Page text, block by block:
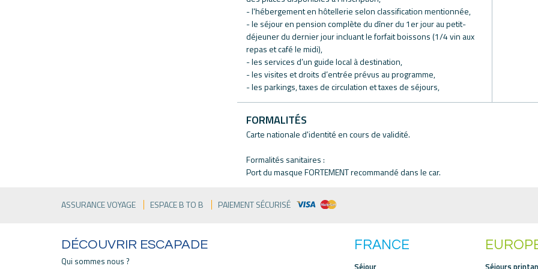
- l'hébergement en hôtellerie selon classification mentionnée,
- le séjour en pension complète du dîner du 1er jour au petit-
déjeuner du dernier jour incluant le forfait boissons (1/4 vin aux
repas et café le midi),
- les services d’un guide local à destination,
- les visites et droits d’entrée prévus au programme,
- les parkings, taxes de circulation et taxes de séjours,
FORMALITÉS
Carte nationale d'identité en cours de validité.
Formalités sanitaires :
Port du masque FORTEMENT recommandé dans le car.
ASSURANCE VOYAGE ESPACE B TO B PAIEMENT SÉCURISÉ
DÉCOUVRIR ESCAPADE
Qui sommes nous ?
FRANCE
Séjour Séjours